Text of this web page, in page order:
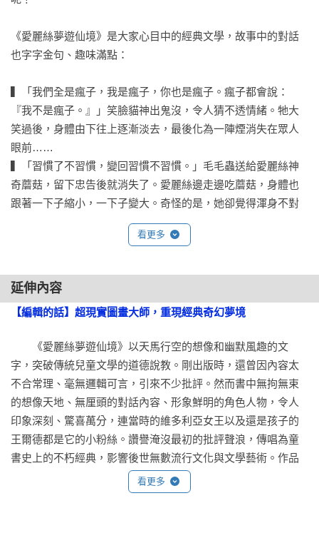
《愛麗絲夢遊仙境》是大家心目中的經典文學，故事中的對話
也字字金句、趣味滿點：
▍「我們全是瘋子，我是瘋子，你也是瘋子。瘋子都會說：
『我不是瘋子。』」笑臉貓神出鬼沒，令人猜不透情緒。牠大
笑過後，身體由下往上逐漸淡去，最後化為一陣煙消失在眾人
眼前……
▍「習慣了不習慣，變回習慣不習慣。」毛毛蟲送給愛麗絲神
奇蘑菇，留下忠告後就消失了。愛麗絲邊走邊吃蘑菇，身體也
跟著一下子縮小，一下子變大。奇怪的是，她卻覺得渾身不對
▍「你又不認識時間，怎麼會知道什麼是浪費？」下午茶時
間怎麼一直停留在六點鐘！？
▍「世界上每一句話、每一本書都有寓意。」公爵夫人說，愛
能使世界更進步；我得到的多，你得到的就會少……
國王和王后駕到，大家都不敢抬頭。只有愛麗絲挺直身體，大
膽頂撞脾氣暴躁的紅心王后……
好評如潮：
★中小學生優良課外讀物推介
★好書大家讀年度最佳少年讀物獎
★BBC「大閱讀」活動票選「有史以來最受讀者喜愛的小說」
看更多
延伸內容
【編輯的話】超現實圖畫大師，重現經典奇幻夢境
《愛麗絲夢遊仙境》以天馬行空的想像和幽默風趣的文
字，突破傳統兒童文學的道德說教。剛出版時，還曾因內容太
不合常理、毫無邏輯可言，引來不少批評。然而書中無拘無束
的想像天地、無厘頭的對話內容、形象鮮明的角色人物，令人
印象深刻、驚喜萬分，連當時的維多利亞女王以及還是孩子的
王爾德都是它的小粉絲。讚譽淹沒最初的批評聲浪，傳唱為童
書史上的不朽經典，影響後世無數流行文化與文學藝術。作品
出版以來就不斷再版，全球累積翻譯174種語言，改編成電影、
動畫、廣播、平面藝術、芭蕾舞劇、歌劇、音樂劇、主題公
看更多